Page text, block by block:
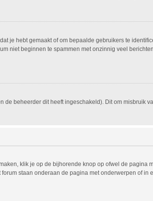
je hebt gemaakt of om bepaalde gebruikers te
niet beginnen te spammen met onzinnig veel
beheerder dit heeft ingeschakeld). Dit om misbruik
klik je op de bijhorende knop op ofwel de
staan onderaan de pagina met onderwerpen of in